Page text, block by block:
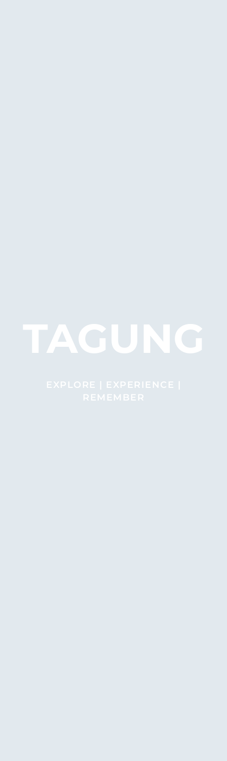
TAGUNG
EXPLORE | EXPERIENCE |
REMEMBER